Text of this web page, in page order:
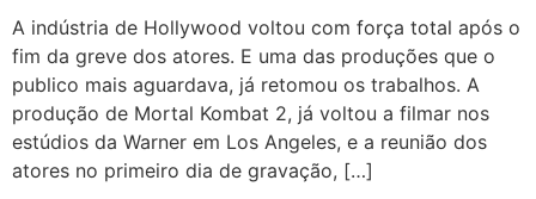
A indústria de Hollywood voltou com força total após o
fim da greve dos atores. E uma das produções que o
publico mais aguardava, já retomou os trabalhos. A
produção de Mortal Kombat 2, já voltou a filmar nos
estúdios da Warner em Los Angeles, e a reunião dos
atores no primeiro dia de gravação, […]